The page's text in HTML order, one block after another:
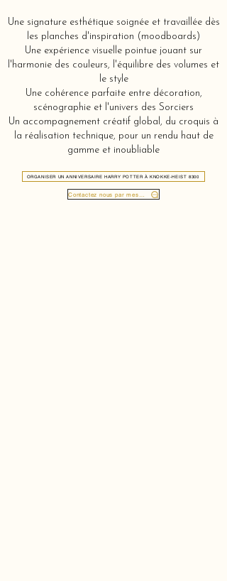
Une signature esthétique soignée et travaillée dès
les planches d'inspiration (moodboards)
Une expérience visuelle pointue jouant sur
l'harmonie des couleurs, l'équilibre des volumes et
le style
Une cohérence parfaite entre décoration,
scénographie et l'univers des Sorciers
Un accompagnement créatif global, du croquis à
la réalisation technique, pour un rendu haut de
gamme et inoubliable
ORGANISER UN ANNIVERSAIRE HARRY POTTER À KNOKKE-HEIST 8300